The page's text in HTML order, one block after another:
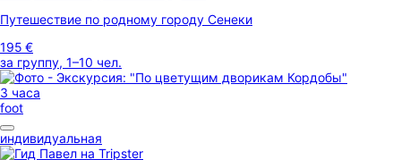
Путешествие по родному городу Сенеки
195 €
за группу, 1–10 чел.
3 часа
foot
индивидуальная